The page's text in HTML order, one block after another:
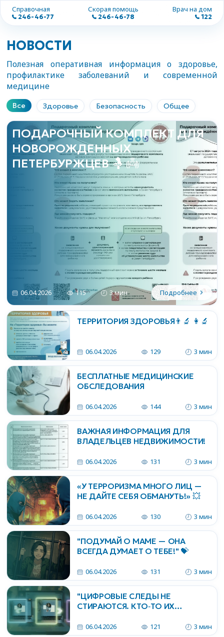
Справочная
246-46-77
Скорая помощь
246-46-78
Врач на дом
122
НОВОСТИ
Полезная оперативная информация о здоровье,
профилактике заболеваний и современной
медицине
Все Здоровье Безопасность Общее
ПОДАРОЧНЫЙ КОМПЛЕКТ ДЛЯ
НОВОРОЖДЕННЫХ
ПЕТЕРБУРЖЦЕВ 🤱 👼
06.04.2026 115 3 мин Подробнее
ТЕРРИТОРИЯ ЗДОРОВЬЯ👨‍🔬 👩‍🔬
06.04.2026 129 3 мин
БЕСПЛАТНЫЕ МЕДИЦИНСКИЕ
ОБСЛЕДОВАНИЯ
06.04.2026 144 3 мин
ВАЖНАЯ ИНФОРМАЦИЯ ДЛЯ
ВЛАДЕЛЬЦЕВ НЕДВИЖИМОСТИ!
06.04.2026 131 3 мин
«У ТЕРРОРИЗМА МНОГО ЛИЦ —
НЕ ДАЙТЕ СЕБЯ ОБМАНУТЬ!» 💥
06.04.2026 130 3 мин
"ПОДУМАЙ О МАМЕ — ОНА
ВСЕГДА ДУМАЕТ О ТЕБЕ!" 💝
06.04.2026 131 3 мин
"ЦИФРОВЫЕ СЛЕДЫ НЕ
СТИРАЮТСЯ. КТО‑ТО ИХ
06.04.2026 121 3 мин